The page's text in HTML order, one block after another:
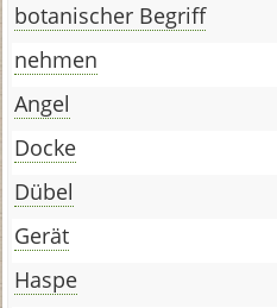
botanischer Begriff
nehmen
Angel
Docke
Dübel
Gerät
Haspe